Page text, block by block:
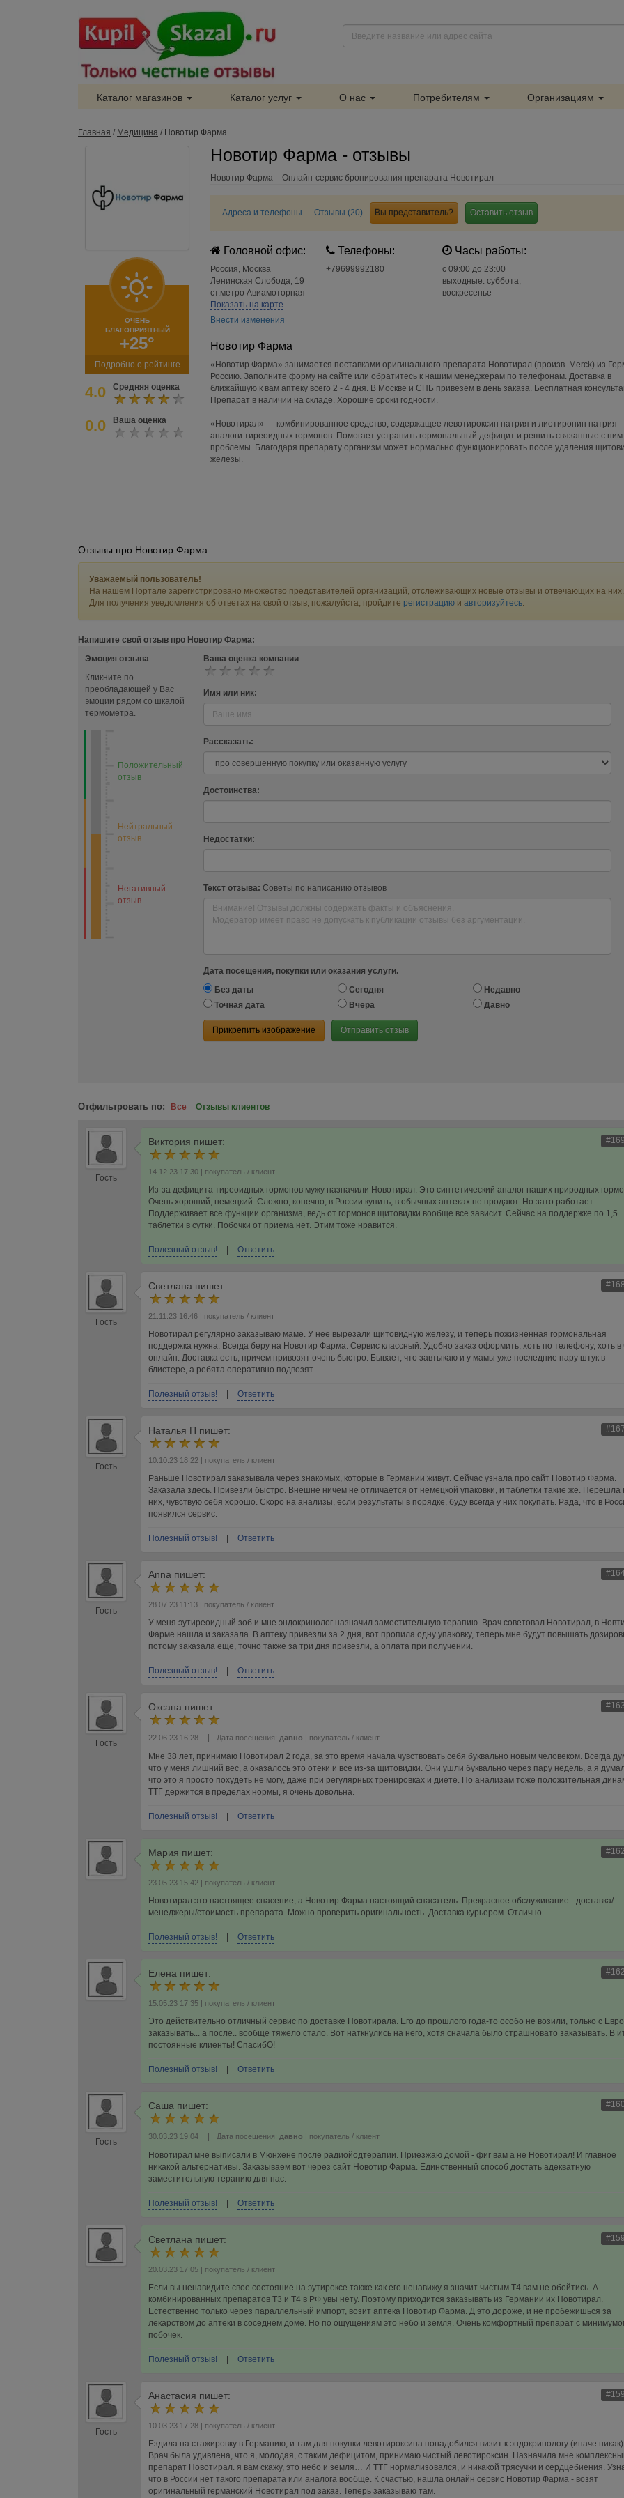
Каталог магазинов Каталог услуг О нас Потребителям Организациям
Главная / Медицина / Новотир Фарма
ОЧЕНЬ
БЛАГОПРИЯТНЫЙ
+25°
Подробно о рейтинге
4.0 Средняя оценка
0.0 Ваша оценка
Новотир Фарма - отзывы
Новотир Фарма - Онлайн-сервис бронирования препарата Новотирал
Адреса и телефоны Отзывы (20) Оставить отзыв
Вы представитель?
Головной офис:
Россия, Москва
Ленинская Слобода, 19
ст.метро Авиамоторная
Показать на карте
Внести изменения
Телефоны:
+79699992180
Часы работы:
c 09:00 до 23:00
выходные: суббота,
воскресенье
Новотир Фарма
«Новотир Фарма» занимается поставками оригинального препарата Новотирал (произв. Merck) из
Россию. Заполните форму на сайте или обратитесь к нашим менеджерам по телефонам. Доставка в
ближайшую к вам аптеку всего 2 - 4 дня. В Москве и СПБ привезём в день заказа. Бесплатная
Препарат в наличии на складе. Хорошие сроки годности.
«Новотирал» — комбинированное средство, содержащее левотироксин натрия и лиотиронин натрия
аналоги тиреоидных гормонов. Помогает устранить гормональный дефицит и решить связанные с ним
проблемы. Благодаря препарату организм может нормально функционировать после удаления
железы.
Отзывы про Новотир Фарма
Уважаемый пользователь!
На нашем Портале зарегистрировано множество представителей организаций, отслеживающих новые отзывы и отвечающих на них.
Для получения уведомления об ответах на свой отзыв, пожалуйста, пройдите регистрацию и авторизуйтесь.
Напишите свой отзыв про Новотир Фарма:
Эмоция отзыва
Кликните по
преобладающей у Вас
эмоции рядом со шкалой
термометра.
Положительный
отзыв
Нейтральный
отзыв
Негативный
отзыв
Ваша оценка компании
Имя или ник:
Рассказать:
Достоинства:
Недостатки:
Текст отзыва: Советы по написанию отзывов
Дата посещения, покупки или оказания услуги.
Без даты
Сегодня
Недавно
Точная дата
Вчера Давно
Прикрепить изображение Отправить отзыв
Отфильтровать по: Все Отзывы клиентов
Гость
Виктория пишет:
14.12.23 17:30 | покупатель / клиент
Из-за дефицита тиреоидных гормонов мужу назначили Новотирал. Это синтетический аналог наших природных
Очень хороший, немецкий. Сложно, конечно, в России купить, в обычных аптеках не продают. Но зато работает.
Поддерживает все функции организма, ведь от гормонов щитовидки вообще все зависит. Сейчас на поддержке по 1,5
таблетки в сутки. Побочки от приема нет. Этим тоже нравится.
Полезный отзыв! Ответить
Гость
Светлана пишет:
21.11.23 16:46 | покупатель / клиент
Новотирал регулярно заказываю маме. У нее вырезали щитовидную железу, и теперь пожизненная гормональная
поддержка нужна. Всегда беру на Новотир Фарма. Сервис классный. Удобно заказ оформить, хоть по телефону, хоть в
онлайн. Доставка есть, причем привозят очень быстро. Бывает, что завтыкаю и у мамы уже последние пару штук в
блистере, а ребята оперативно подвозят.
Полезный отзыв! Ответить
Гость
Наталья П пишет:
10.10.23 18:22 | покупатель / клиент
Раньше Новотирал заказывала через знакомых, которые в Германии живут. Сейчас узнала про сайт Новотир Фарма.
Заказала здесь. Привезли быстро. Внешне ничем не отличается от немецкой упаковки, и таблетки такие же. Перешла
них, чувствую себя хорошо. Скоро на анализы, если результаты в порядке, буду всегда у них покупать. Рада, что в
появился сервис.
Полезный отзыв! Ответить
Гость
Anna пишет:
28.07.23 11:13 | покупатель / клиент
У меня эутиреоидный зоб и мне эндокринолог назначил заместительную терапию. Врач советовал Новотирал, в
Фарме нашла и заказала. В аптеку привезли за 2 дня, вот пропила одну упаковку, теперь мне будут повышать
потому заказала еще, точно также за три дня привезли, а оплата при получении.
Полезный отзыв! Ответить
Гость
Оксана пишет:
22.06.23 16:28 Дата посещения: давно | покупатель / клиент
Мне 38 лет, принимаю Новотирал 2 года, за это время начала чувствовать себя буквально новым человеком. Всегда
что у меня лишний вес, а оказалось это отеки и все из-за щитовидки. Они ушли буквально через пару недель, а я
что это я просто похудеть не могу, даже при регулярных тренировках и диете. По анализам тоже положительная
ТТГ держится в пределах нормы, я очень довольна.
Полезный отзыв! Ответить
Мария пишет:
23.05.23 15:42 | покупатель / клиент
Новотирал это настоящее спасение, а Новотир Фарма настоящий спасатель. Прекрасное обслуживание - доставка/
менеджеры/стоимость препарата. Можно проверить оригинальность. Доставка курьером. Отлично.
Полезный отзыв! Ответить
Елена пишет:
15.05.23 17:35 | покупатель / клиент
Это действительно отличный сервис по доставке Новотирала. Его до прошлого года-то особо не возили, только с
заказывать... а после.. вообще тяжело стало. Вот наткнулись на него, хотя сначала было страшновато заказывать. В
постоянные клиенты! СпасибО!
Полезный отзыв! Ответить
Гость
Саша пишет:
30.03.23 19:04 Дата посещения: давно | покупатель / клиент
Новотирал мне выписали в Мюнхене после радиойодтерапии. Приезжаю домой - фиг вам а не Новотирал! И главное
никакой альтернативы. Заказываем вот через сайт Новотир Фарма. Единственный способ достать адекватную
заместительную терапию для нас.
Полезный отзыв! Ответить
Светлана пишет:
20.03.23 17:05 | покупатель / клиент
Если вы ненавидите свое состояние на эутироксе также как его ненавижу я значит чистым Т4 вам не обойтись. А
комбинированных препаратов Т3 и Т4 в РФ увы нету. Поэтому приходится заказывать из Германии их Новотирал.
Естественно только через параллельный импорт, возит аптека Новотир Фарма. Д это дороже, и не пробежишься за
лекарством до аптеки в соседнем доме. Но по ощущениям это небо и земля. Очень комфортный препарат с
побочек.
Полезный отзыв! Ответить
Гость
Анастасия пишет:
10.03.23 17:28 | покупатель / клиент
Ездила на стажировку в Германию, и там для покупки левотироксина понадобился визит к эндокринологу (иначе никак).
Врач была удивлена, что я, молодая, с таким дефицитом, принимаю чистый левотироксин. Назначила мне
препарат Новотирал. я вам скажу, это небо и земля… И ТТГ нормализовался, и никакой трясучки и сердцебиения.
что в России нет такого препарата или аналога вообще. К счастью, нашла онлайн сервис Новотир Фарма - возят
оригинальный германский Новотирал под заказ. Теперь заказываю там.